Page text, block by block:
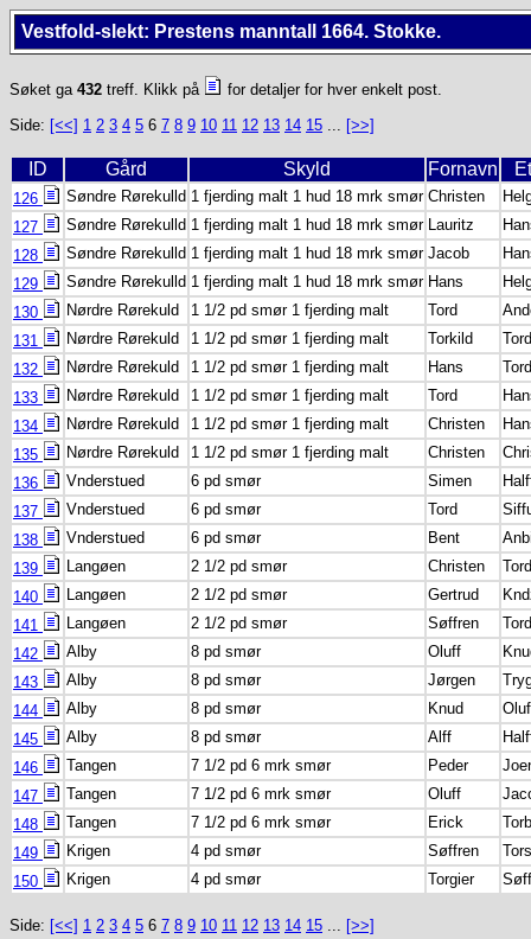
Vestfold-slekt: Prestens manntall 1664. Stokke.
Søket ga 432 treff. Klikk på
for detaljer for hver enkelt post.
Side: [<<] 1 2 3 4 5 6 7 8 9 10 11 12 13 14 15 ... [>>]
ID Gård Skyld Fornavn
126 Søndre Rørekulld 1 fjerding malt 1 hud 18 mrk smør Christen
127
Søndre Rørekulld 1 fjerding malt 1 hud 18 mrk smør Lauritz
128
Søndre Rørekulld 1 fjerding malt 1 hud 18 mrk smør Jacob
129
Søndre Rørekulld 1 fjerding malt 1 hud 18 mrk smør Hans
130
Nørdre Rørekuld 1 1/2 pd smør 1 fjerding malt Tord
131
Nørdre Rørekuld 1 1/2 pd smør 1 fjerding malt Torkild
132
Nørdre Rørekuld 1 1/2 pd smør 1 fjerding malt Hans
133
Nørdre Rørekuld 1 1/2 pd smør 1 fjerding malt Tord
134
Nørdre Rørekuld 1 1/2 pd smør 1 fjerding malt Christen
135
Nørdre Rørekuld 1 1/2 pd smør 1 fjerding malt Christen
136
Vnderstued 6 pd smør Simen
137
Vnderstued 6 pd smør Tord
138
Vnderstued 6 pd smør Bent
139
Langøen 2 1/2 pd smør Christen
140
Langøen 2 1/2 pd smør Gertrud
141
Langøen 2 1/2 pd smør Søffren
142
Alby 8 pd smør Oluff
143
Alby 8 pd smør Jørgen
144
Alby 8 pd smør Knud
145
Alby 8 pd smør Alff
146
Tangen 7 1/2 pd 6 mrk smør Peder
147
Tangen 7 1/2 pd 6 mrk smør Oluff
148
Tangen 7 1/2 pd 6 mrk smør Erick
149
Krigen 4 pd smør Søffren
150
Krigen 4 pd smør Torgier
Side: [<<] 1 2 3 4 5 6 7 8 9 10 11 12 13 14 15 ... [>>]